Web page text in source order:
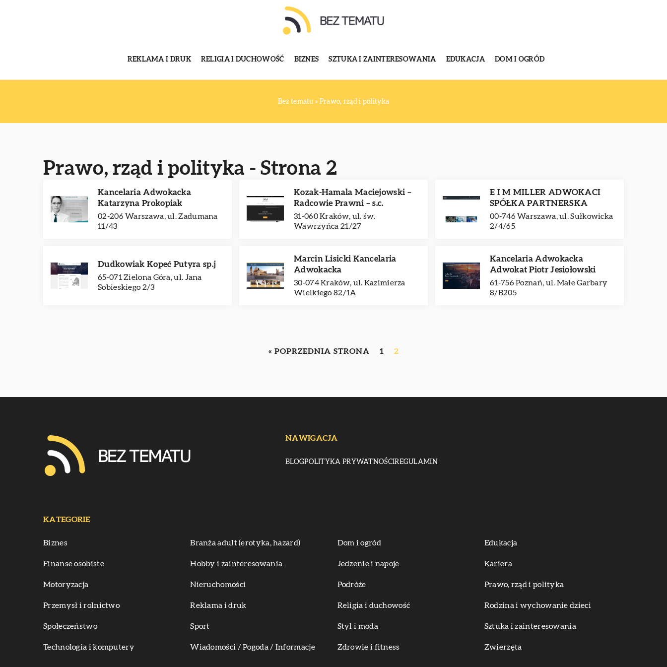
REKLAMA I DRUK RELIGIA I DUCHOWOŚĆ BIZNES SZTUKA I ZAINTERESOWANIA EDUKACJA DOM I OGRÓD
Bez tematu » Prawo, rząd i polityka
Prawo, rząd i polityka - Strona 2
Kancelaria Adwokacka
Katarzyna Prokopiak
02-206 Warszawa, ul. Zadumana
11/43
Kozak-Hamala Maciejowski –
Radcowie Prawni – s.c.
31-060 Kraków, ul. św.
Wawrzyńca 21/27
E I M MILLER ADWOKACI
SPÓŁKA PARTNERSKA
00-746 Warszawa, ul. Sułkowicka
2/4/65
Dudkowiak Kopeć Putyra sp.j
65-071 Zielona Góra, ul. Jana
Sobieskiego 2/3
Marcin Lisicki Kancelaria
Adwokacka
30-074 Kraków, ul. Kazimierza
Wielkiego 82/1A
Kancelaria Adwokacka
Adwokat Piotr Jesiołowski
61-756 Poznań, ul. Małe Garbary
8/B205
« POPRZEDNIA STRONA 1 2
NAWIGACJA
BLOGPOLITYKA PRYWATNOŚCIREGULAMIN
KATEGORIE
Biznes Branża adult (erotyka, hazard) Dom i ogród Edukacja
Finanse osobiste Hobby i zainteresowania Jedzenie i napoje Kariera
Motoryzacja Nieruchomości Podróże Prawo, rząd i polityka
Przemysł i rolnictwo Reklama i druk Religia i duchowość Rodzina i wychowanie dzieci
Społeczeństwo Sport Styl i moda Sztuka i zainteresowania
Technologia i komputery Wiadomości / Pogoda / Informacje Zdrowie i fitness Zwierzęta